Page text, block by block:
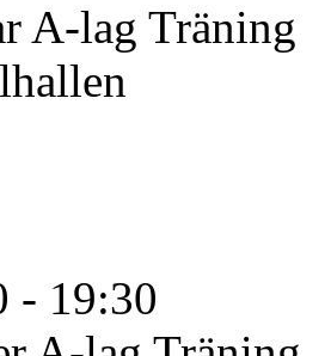
A-lag Träning
- 19:30